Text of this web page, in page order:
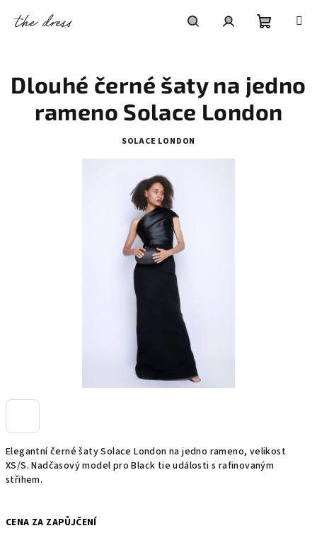
košík
Elegantní černé šaty Solace London na jedno rameno, velikost
XS/S. Nadčasový model pro Black tie události s rafinovaným
střihem.
CENA ZA ZAPŮJČENÍ
Dlouhé černé šaty na jedno
rameno Solace London
SOLACE LONDON